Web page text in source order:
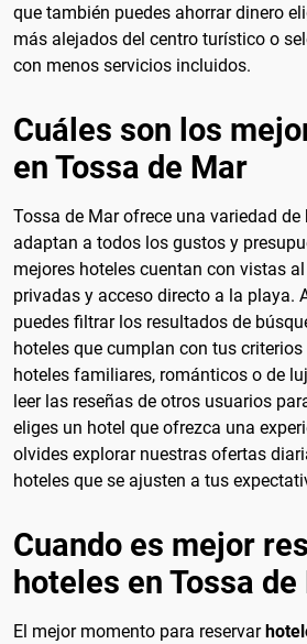
que también puedes ahorrar dinero
más alejados del centro turístico o
con menos servicios incluidos.
Cuáles son los
en Tossa de Mar
Tossa de Mar ofrece una variedad de
adaptan a todos los gustos y
mejores hoteles cuentan con vistas
privadas y acceso directo a la playa.
puedes filtrar los resultados de
hoteles que cumplan con tus
hoteles familiares, románticos o de
leer las reseñas de otros usuarios
eliges un hotel que ofrezca una
olvides explorar nuestras ofertas
hoteles que se ajusten a tus
Cuando es mejor
hoteles en Tossa de
El mejor momento para reservar